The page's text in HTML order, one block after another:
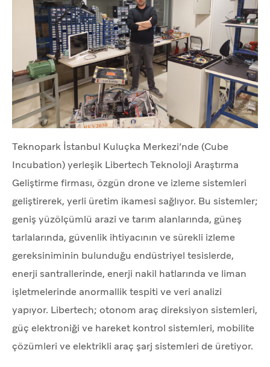
Teknopark İstanbul Kuluçka Merkezi’nde (Cube
Incubation) yerleşik Libertech Teknoloji Araştırma
Geliştirme firması, özgün drone ve izleme sistemleri
geliştirerek, yerli üretim ikamesi sağlıyor. Bu sistemler;
geniş yüzölçümlü arazi ve tarım alanlarında, güneş
tarlalarında, güvenlik ihtiyacının ve sürekli izleme
gereksiniminin bulunduğu endüstriyel tesislerde,
enerji santrallerinde, enerji nakil hatlarında ve liman
işletmelerinde anormallik tespiti ve veri analizi
yapıyor. Libertech; otonom araç direksiyon sistemleri,
güç elektroniği ve hareket kontrol sistemleri, mobilite
çözümleri ve elektrikli araç şarj sistemleri de üretiyor.